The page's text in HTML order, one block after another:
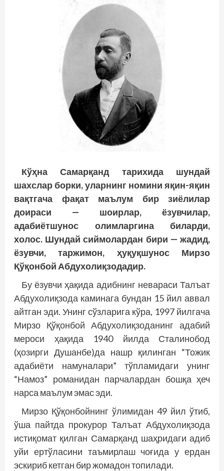
Кўҳна Самарқанд тарихида шундай
шахслар борки, уларнинг номини яқин-яқин
вақтгача фақат маълум бир зиёлилар
доираси — шоирлар, ёзувчилар,
адабиётшунос олимларгина биларди,
холос. Шундай сиймолардан бири — жадид,
ёзувчи, таржимон, ҳуқуқшунос Мирзо
Қўқонбой Абдухолиқзодадир.
Бу ёзувчи ҳақида адибнинг невараси Талъат
Абдухолиқзода каминага бундан 15 йил аввал
айт­ган эди. Унинг сўзларига кўра, 1997 йилгача
Мирзо Қўқонбой Абдухолиқзоданинг адабий
мероси ҳақида 1940 йилда Сталинобод
(ҳозирги Душанбе)да нашр қилинган “Тожик
адабиёти намуналари” тўпламидаги унинг
“Намоз” романидан парчалардан бошқа ҳеч
нарса маълум эмас эди.
Мирзо Қўқонбойнинг ўлимидан 49 йил ўтиб,
ўша пайтда прокурор Талъат Абдухолиқзода
истиқомат қилган Самарқанд шаҳридаги адиб
уйи ертўласини таъмирлаш чоғида у ердан
эскириб кетган бир жомадон топилади.